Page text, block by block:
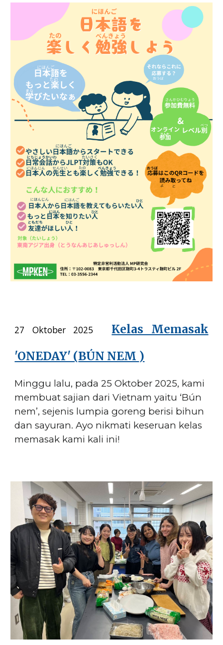
27 Oktober 2025
Kelas Memasak
'ONEDAY' (BÚN NEM )
Minggu lalu, pada 25 Oktober 2025, kami
membuat sajian dari Vietnam yaitu ‘Bún
nem’, sejenis lumpia goreng berisi bihun
dan sayuran. Ayo nikmati keseruan kelas
memasak kami kali ini!